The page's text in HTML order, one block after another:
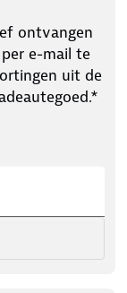
ontvangen
e-mail te
uit de